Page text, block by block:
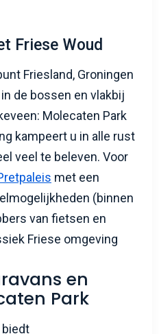
Friese Woud
Friesland, Groningen
de bossen en vlakbij
Molecaten Park
kampeert u in alle rust
veel te beleven. Voor
met een
(binnen
van fietsen en
Friese omgeving
en
Park
biedt